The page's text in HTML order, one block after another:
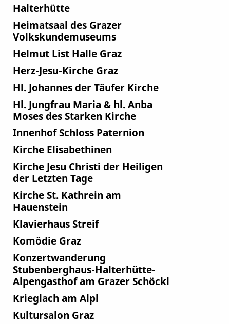
Halterhütte
Heimatsaal des Grazer
Volkskundemuseums
Helmut List Halle Graz
Herz-Jesu-Kirche Graz
Hl. Johannes der Täufer Kirche
Hl. Jungfrau Maria & hl. Anba
Moses des Starken Kirche
Innenhof Schloss Paternion
Kirche Elisabethinen
Kirche Jesu Christi der Heiligen
der Letzten Tage
Kirche St. Kathrein am
Hauenstein
Klavierhaus Streif
Komödie Graz
Konzertwanderung
Stubenberghaus-Halterhütte-
Alpengasthof am Grazer Schöckl
Krieglach am Alpl
Kultursalon Graz